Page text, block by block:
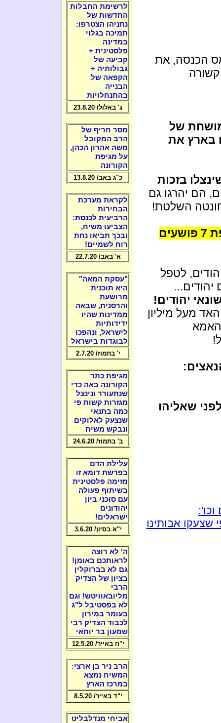
הכנסה, את
של
בארץ את
בזכות
הם יהרגו גם
השלטת!
ישראל לקחה לטיפול בבית חולים בצפת 7 פושעים
לטפל
מעל מיליון
האמא
שאליהו
אבותינו
לרשימת החבלות
החדשות של
נתניהו הצטרפו:
תמיכה בגלוי
במדינה
פלסטינית +
קביעה של
גבולותיה +
הקפאה של
הבנייה
בהתנחלויות
ג' באלול/ 23.8.20
מסר חריף של
הרב המקובל
משה אהרון הכהן,
על מגיפת
הקורונה
כ"ג באב/ 13.8.20
לקראת מערכת
הבחירות
הרביעית לכנסת:
הצביעו משיח,
ובכך תביאו נחת
רוח לשמיים!
א' באב/ 22.7.20
"עסקת המאה"
היא תוכנית
מרושעת
והרסנית, שבאה
ממדינות שהיו
ידידותיות
לישראל, ונהפכו
לבוגדות בישראל
י' בתמוז/ 2.7.20
מגיפת כתר
הקורונה באה כדי
שנתעורר ונינצל
מגזרות קשות פי
כמה בתנאי
שנצעק לאלוקים
ונבקש משיח
ב' בתמוז/ 24.6.20
עלילת הדם
בפרשת דומא זו
מזימה פלסטינית
בשיתוף פעולה
עם סוכני ביון
יהודונים
ישראלים!
י"א בסיון/ 3.6.20
ה' לא רוצה
לראותכם באומן!
גם לא בברוקלין
בציון של הצדיק
הרבי
מליובאוויטש! וגם
לא בפסטיבל ל"ג
בעומר במירון
לכבוד הצדיק רבי
שמעון בר יוחאי
י"ח באייר/ 12.5.20
הרב ניר בן ארצי:
המשיח נמצא
במרכז הארץ
י"ד באייר/ 8.5.20
אביחי מנדלבליט